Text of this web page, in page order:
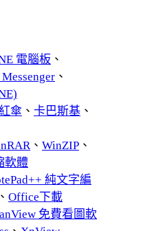
電腦板 、
、
傘 、 卡巴斯基 、
、 WinZIP 、
軟體
純文字編
、 Office下載
免費看圖軟